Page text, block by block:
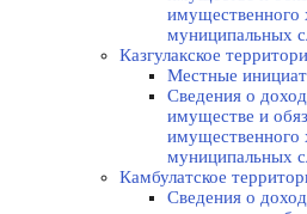
имущественного
муниципальных
Казгулакское
Местные
Сведения о
имуществе и
имущественного
муниципальных
Камбулатское
Сведения о